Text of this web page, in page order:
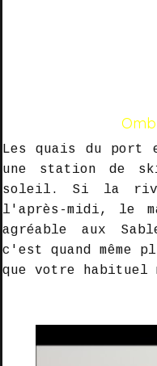
Les quais du port
une station de
soleil . Si la rive
l'après-midi, le
agréable aux
c'est quand même
que votre habituel